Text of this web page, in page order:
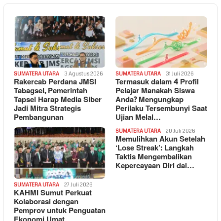
SUMATERA UTARA 3 Agustus 2026
Rakercab Perdana JMSI
Tabagsel, Pemerintah
Tapsel Harap Media Siber
Jadi Mitra Strategis
Pembangunan
SUMATERA UTARA 31 Juli 2026
Termasuk dalam 4 Profil
Pelajar Manakah Siswa
Anda? Mengungkap
Perilaku Tersembunyi Saat
Ujian Melal…
SUMATERA UTARA 27 Juli 2026
KAHMI Sumut Perkuat
Kolaborasi dengan
Pemprov untuk Penguatan
SUMATERA UTARA 20 Juli 2026
Memulihkan Akun Setelah
‘Lose Streak’: Langkah
Taktis Mengembalikan
Kepercayaan Diri dal…